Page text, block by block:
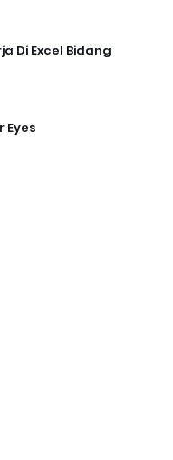
Di Excel Bidang
Eyes